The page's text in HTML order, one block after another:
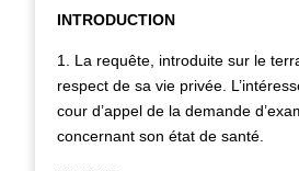
INTRODUCTION
1. La requête, introduite sur le
respect de sa vie privée.
cour d’appel de la demande
concernant son état de santé.